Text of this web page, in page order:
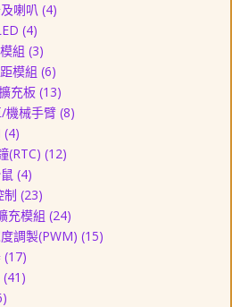
喇叭 (4)
(4)
組 (3)
模組 (6)
充板 (13)
機械手臂 (8)
(4)
(RTC) (12)
(4)
制 (23)
充模組 (24)
調製(PWM) (15)
(17)
(41)